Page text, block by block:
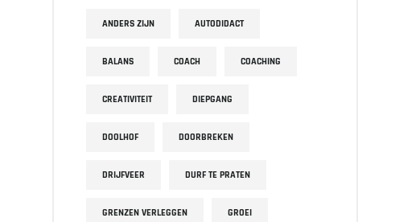
ANDERS ZIJN AUTODIDACT
BALANS COACH COACHING
CREATIVITEIT DIEPGANG
DOOLHOF DOORBREKEN
DRIJFVEER DURF TE PRATEN
GRENZEN VERLEGGEN GROEI